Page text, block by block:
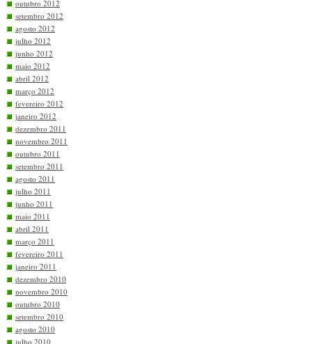
outubro 2012
setembro 2012
agosto 2012
julho 2012
junho 2012
maio 2012
abril 2012
março 2012
fevereiro 2012
janeiro 2012
dezembro 2011
novembro 2011
outubro 2011
setembro 2011
agosto 2011
julho 2011
junho 2011
maio 2011
abril 2011
março 2011
fevereiro 2011
janeiro 2011
dezembro 2010
novembro 2010
outubro 2010
setembro 2010
agosto 2010
julho 2010